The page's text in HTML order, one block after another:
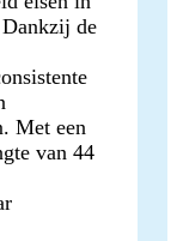
de
Met een
van 44